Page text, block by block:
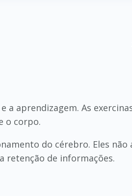
aprendizagem. As
o corpo.
do cérebro. Eles não
retenção de informações.